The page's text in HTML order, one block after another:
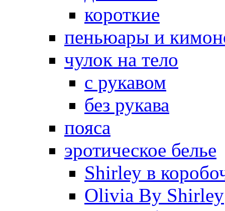
короткие
пеньюары и
чулок на тело
с рукавом
без рукава
пояса
эротическое белье
Shirley в
Olivia By Shirley